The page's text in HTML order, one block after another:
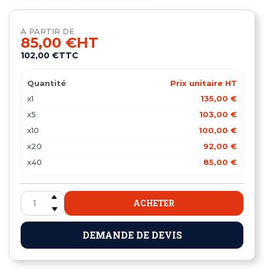
À PARTIR DE
85,00 €HT
102,00 €TTC
Quantité
Prix unitaire HT
x1
135,00 €
x5
103,00 €
x10
100,00 €
x20
92,00 €
x40
85,00 €
ACHETER
DEMANDE DE DEVIS